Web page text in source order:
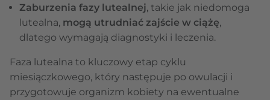
Zaburzenia fazy lutealnej, takie jak niedomoga
lutealna, mogą utrudniać zajście w ciążę,
dlatego wymagają diagnostyki i leczenia.
Faza lutealna to kluczowy etap cyklu
miesiączkowego, który następuje po owulacji i
przygotowuje organizm kobiety na ewentualne